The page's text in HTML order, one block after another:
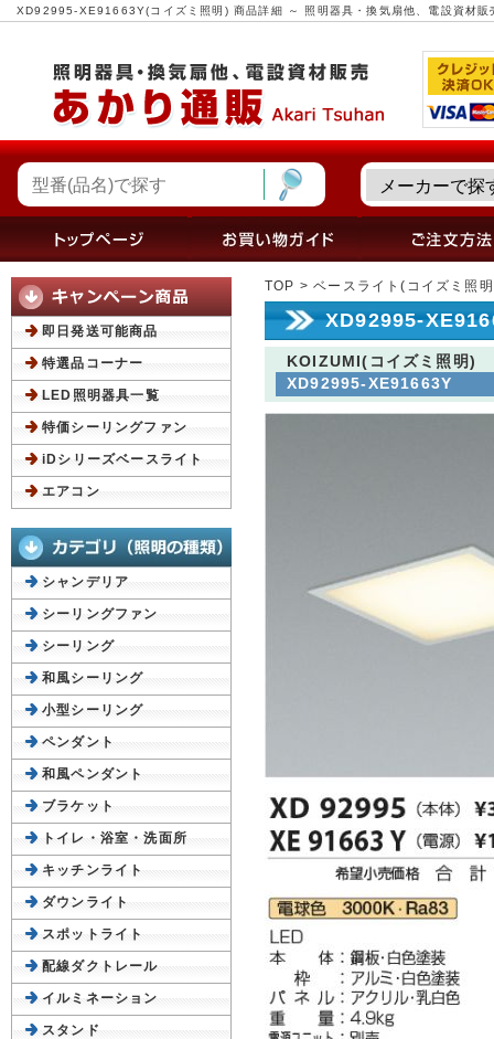
XD92995-XE91663Y(コイズミ照明) 商品詳細 ～ 照明器具・換気扇他、電設資材販
TOP >ベースライト(コイズミ照
XD92995-
KOIZUMI(コイズミ照明)
XD92995-XE91663Y
即日発送可能商品
特選品コーナー
LED照明器具一覧
特価シーリングファン
iDシリーズベースライト
エアコン
シャンデリア
シーリングファン
シーリング
和風シーリング
小型シーリング
ペンダント
和風ペンダント
ブラケット
トイレ・浴室・洗面所
キッチンライト
ダウンライト
スポットライト
配線ダクトレール
イルミネーション
スタンド